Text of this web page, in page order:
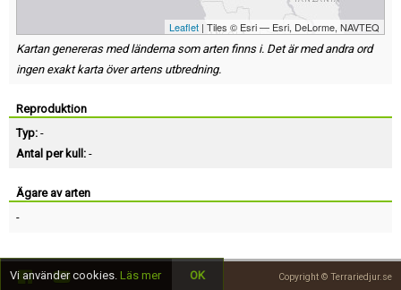
Leaflet | Tiles © Esri — Esri, DeLorme, NAVTEQ
Kartan genereras med länderna som arten finns i. Det är med andra ord
ingen exakt karta över artens utbredning.
Reproduktion
Typ: -
Antal per kull: -
Ägare av arten
-
Copyright © Terrariedjur.se
Vi använder cookies. Läs mer OK